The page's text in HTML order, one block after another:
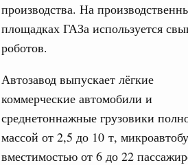
производства. На
площадках ГАЗа используется
роботов.
Автозавод выпускает лёгкие
коммерческие автомобили и
среднетоннажные грузовики
массой от 2,5 до 10 т,
вместимостью от 6 до 22
инновации. Некоммерческие
Благотворительность
поздравила
Правительства Татьяна Голикова
движения «Волонтёры-
7 августа, пятница
городов. Городская среда